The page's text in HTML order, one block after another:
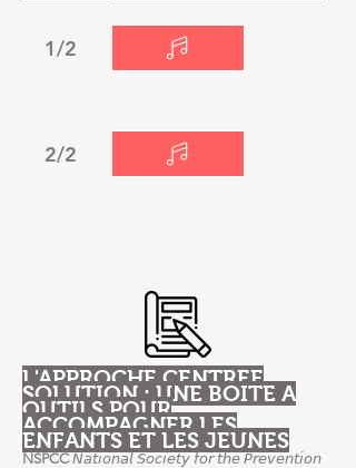
1/2
2/2
L'APPROCHE CENTREE
SOLUTION : UNE BOITE A
OUTILS POUR
ACCOMPAGNER LES
ENFANTS ET LES JEUNES
NSPCC 𝘕𝘢𝘵𝘪𝘰𝘯𝘢𝘭 𝘚𝘰𝘤𝘪𝘦𝘵𝘺 𝘧𝘰𝘳 𝘵𝘩𝘦 𝘗𝘳𝘦𝘷𝘦𝘯𝘵𝘪𝘰𝘯